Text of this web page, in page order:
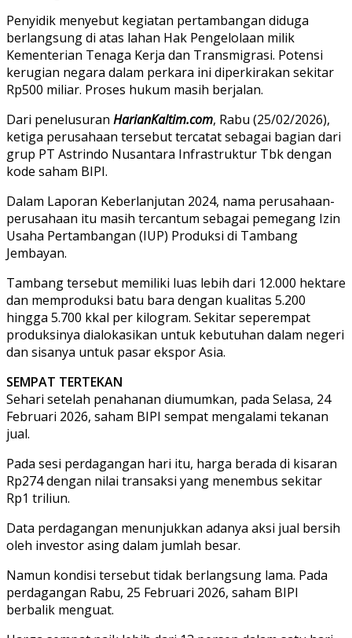
Penyidik menyebut kegiatan pertambangan diduga
berlangsung di atas lahan Hak Pengelolaan milik
Kementerian Tenaga Kerja dan Transmigrasi. Potensi
kerugian negara dalam perkara ini diperkirakan sekitar
Rp500 miliar. Proses hukum masih berjalan.
Dari penelusuran HarianKaltim.com, Rabu (25/02/2026),
ketiga perusahaan tersebut tercatat sebagai bagian dari
grup PT Astrindo Nusantara Infrastruktur Tbk dengan
kode saham BIPI.
Dalam Laporan Keberlanjutan 2024, nama perusahaan-
perusahaan itu masih tercantum sebagai pemegang Izin
Usaha Pertambangan (IUP) Produksi di Tambang
Jembayan.
Tambang tersebut memiliki luas lebih dari 12.000 hektare
dan memproduksi batu bara dengan kualitas 5.200
hingga 5.700 kkal per kilogram. Sekitar seperempat
produksinya dialokasikan untuk kebutuhan dalam negeri
dan sisanya untuk pasar ekspor Asia.
SEMPAT TERTEKAN
Sehari setelah penahanan diumumkan, pada Selasa, 24
Februari 2026, saham BIPI sempat mengalami tekanan
jual.
Pada sesi perdagangan hari itu, harga berada di kisaran
Rp274 dengan nilai transaksi yang menembus sekitar
Rp1 triliun.
Data perdagangan menunjukkan adanya aksi jual bersih
oleh investor asing dalam jumlah besar.
Namun kondisi tersebut tidak berlangsung lama. Pada
perdagangan Rabu, 25 Februari 2026, saham BIPI
berbalik menguat.